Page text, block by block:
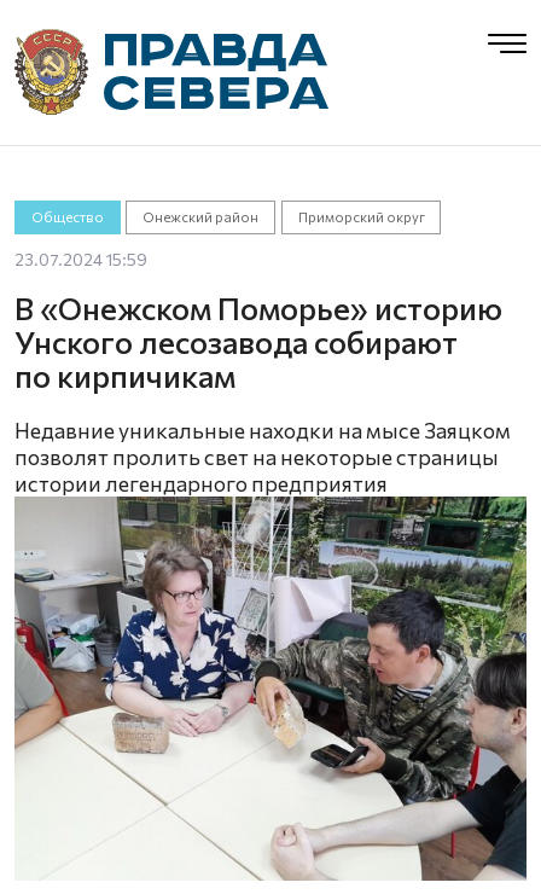
Общество Онежский район Приморский округ
23.07.2024 15:59
В «Онежском Поморье» историю
Унского лесозавода собирают
по кирпичикам
Недавние уникальные находки на мысе Заяцком
позволят пролить свет на некоторые страницы
истории легендарного предприятия